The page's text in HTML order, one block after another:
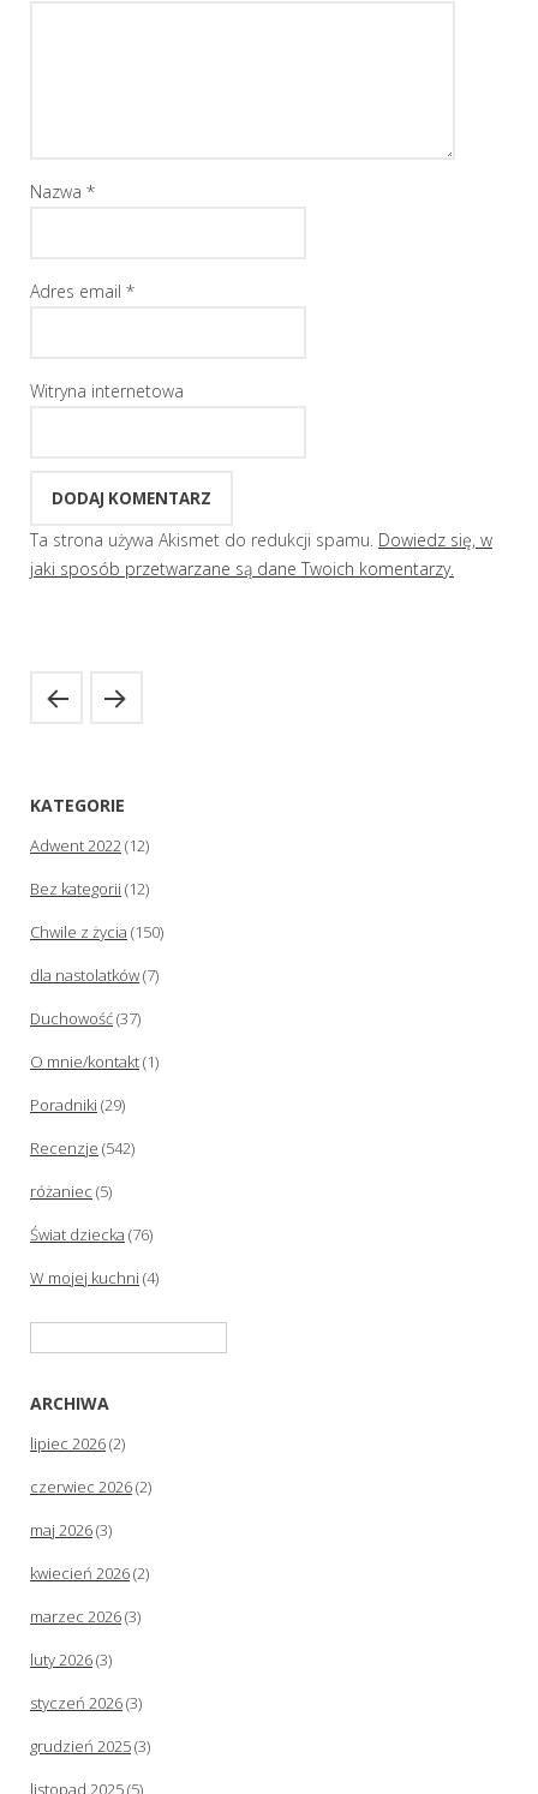
Nazwa *
Adres email *
Witryna internetowa
Ta strona używa Akismet do redukcji spamu. Dowiedz się, w
jaki sposób przetwarzane są dane Twoich komentarzy.
KATEGORIE
Adwent 2022(12)
Bez kategorii (12)
Chwile z życia (150)
dla nastolatków(7)
Duchowość(37)
O mnie/kontakt(1)
Poradniki (29)
Recenzje (542)
różaniec (5)
Świat dziecka (76)
W mojej kuchni (4)
ARCHIWA
lipiec 2026(2)
czerwiec 2026(2)
maj 2026(3)
kwiecień 2026(2)
marzec 2026(3)
luty 2026(3)
styczeń 2026(3)
grudzień 2025(3)
listopad 2025(5)